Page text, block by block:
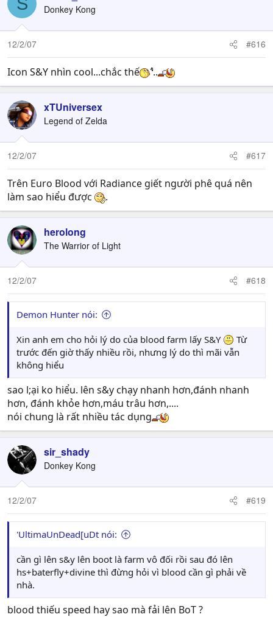
Donkey Kong
12/2/07 #616
Icon S&Y nhìn cool...chắc thế ..
xTUniversex
Legend of Zelda
12/2/07 #617
Trên Euro Blood với Radiance giết người phê quá nên
làm sao hiểu được
.
herolong
The Warrior of Light
12/2/07 #618
Demon Hunter nói:
Xin anh em cho hỏi lý do của blood farm lấy S&Y
Từ
trước đến giờ thấy nhiều rồi, nhưng lý do thì mãi vẫn
không hiểu
sao l;ại ko hiểu. lên s&y chạy nhanh hơn,đánh nhanh
hơn, đánh khỏe hơn,máu trâu hơn,....
nói chung là rất nhiều tác dụng
sir_shady
Donkey Kong
12/2/07 #619
'UltimaUnDead[uDt nói:
cần gì lên s&y lên boot là farm vô đối rồi sau đó lên
hs+baterfly+divine thì đừng hỏi vì blood cần gì phải về
nhà.
blood thiếu speed hay sao mà fải lên BoT ?